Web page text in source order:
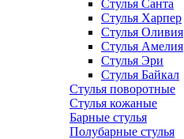
Стулья Санта
Стулья Харпер
Стулья Оливия
Стулья Амелия
Стулья Эри
Стулья Байкал
Стулья поворотные
Стулья кожаные
Барные стулья
Полубарные стулья